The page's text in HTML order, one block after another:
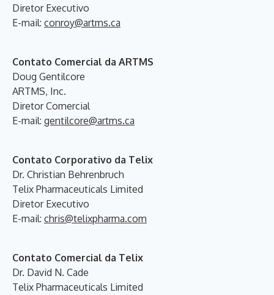
Diretor Executivo
E-mail: conroy@artms.ca
Contato Comercial da ARTMS
Doug Gentilcore
ARTMS, Inc.
Diretor Comercial
E-mail: gentilcore@artms.ca
Contato Corporativo da Telix
Dr. Christian Behrenbruch
Telix Pharmaceuticals Limited
Diretor Executivo
E-mail: chris@telixpharma.com
Contato Comercial da Telix
Dr. David N. Cade
Telix Pharmaceuticals Limited